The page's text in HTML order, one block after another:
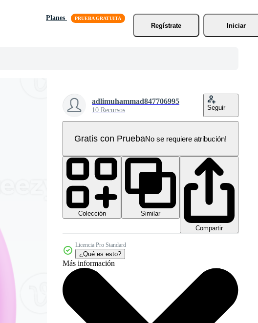
Planes
Regístrate
Iniciar
adlimuhammad847706995
10 Recursos Seguir
Gratis con PruebaNo se requiere atribución!
Colección
Similar
Compartir
Licencia Pro Standard
¿Qué es esto?
Más información